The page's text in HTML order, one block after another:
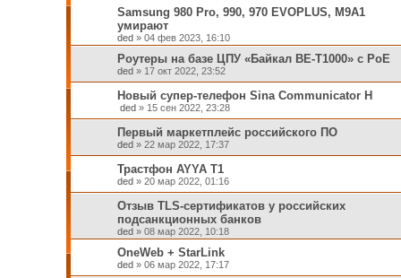
Samsung 980 Pro, 990, 970 EVOPLUS, M9A1
умирают
ded » 04 фев 2023, 16:10
Роутеры на базе ЦПУ «Байкал BE-T1000» с РоЕ
ded » 17 окт 2022, 23:52
Новый супер-телефон Sina Communicator H
ded » 15 сен 2022, 23:28
Первый маркетплейс российского ПО
ded » 22 мар 2022, 17:37
Трастфон AYYA T1
ded » 20 мар 2022, 01:16
Отзыв TLS-сертификатов у российских
подсанкционных банков
ded » 08 мар 2022, 10:18
OneWeb + StarLink
ded » 06 мар 2022, 17:17